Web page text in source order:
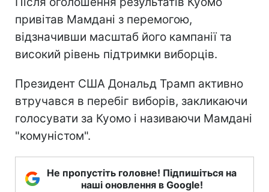
привітав Мамдані з перемогою,
відзначивши масштаб його кампанії та
високий рівень підтримки виборців.
Президент США Дональд Трамп активно
втручався в перебіг виборів, закликаючи
голосувати за Куомо і називаючи Мамдані
"комуністом".
Не пропустіть головне! Підпишіться на
наші оновлення в Google!